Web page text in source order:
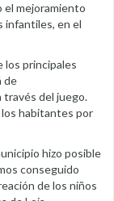
el mejoramiento
infantiles, en el
los principales
de
del juego.
los habitantes por
hizo posible
conseguido
de los niños